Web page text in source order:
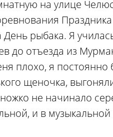
на улице
День рыбака. Я
до отъезда из
плохо, я
щеночка,
не начинало
и в